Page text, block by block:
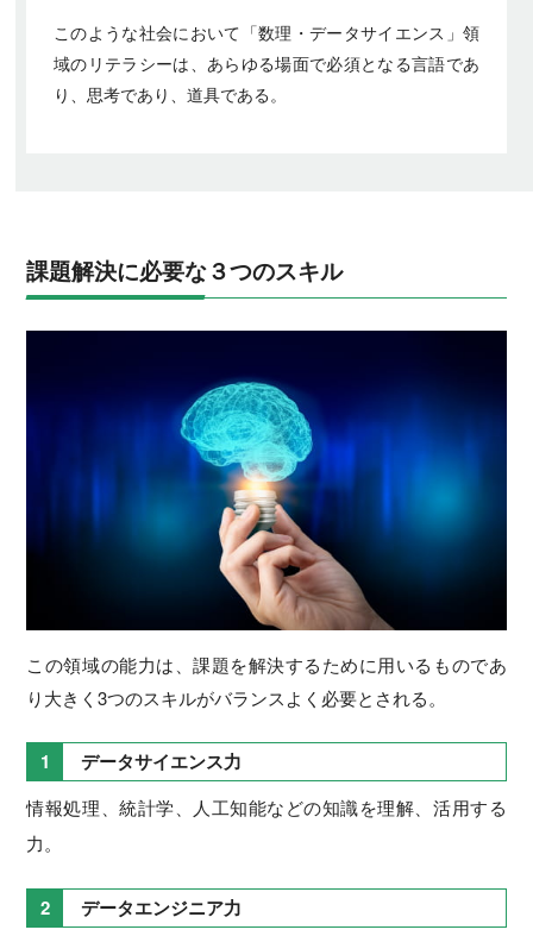
このような社会において「数理・データサイエンス」領
域のリテラシーは、あらゆる場面で必須となる言語であ
り、思考であり、道具である。
課題解決に必要な３つのスキル
この領域の能力は、課題を解決するために用いるものであ
り大きく3つのスキルがバランスよく必要とされる。
1 データサイエンス力
情報処理、統計学、人工知能などの知識を理解、活用する
力。
2 データエンジニア力